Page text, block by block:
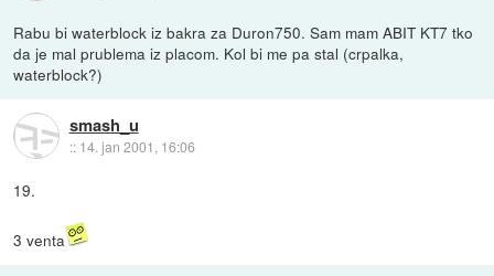
Rabu bi waterblock iz bakra za Duron750. Sam mam ABIT KT7 tko
da je mal prublema iz placom. Kol bi me pa stal (crpalka,
waterblock?)
smash_u
:: 14. jan 2001, 16:06
19.
3 venta